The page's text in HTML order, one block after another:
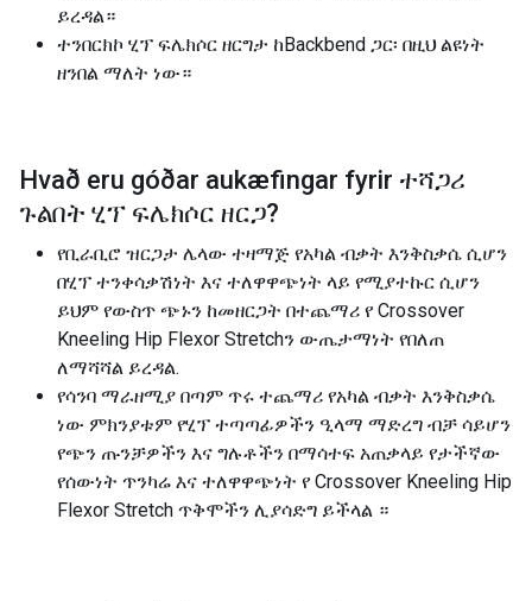
ይረዳል።
ተንበርክኮ ሂፕ ፍሌክሶር ዘርግታ ከBackbend ጋር፡ በዚህ ልዩነት
ዘንበል ማለት ነው።
Hvað eru góðar aukæfingar fyrir ተሻጋሪ
ጉልበት ሂፕ ፍሌክሶር ዘርጋ?
የቢራቢሮ ዝርጋታ ሌላው ተዛማጅ የአካል ብቃት እንቅስቃሴ ሲሆን
በሂፕ ተንቀሳቃሽነት እና ተለዋዋጭነት ላይ የሚያተኩር ሲሆን
ይህም የውስጥ ጭኑን ከመዘርጋት በተጨማሪ የ Crossover
Kneeling Hip Flexor Stretchን ውጤታማነት የበለጠ
ለማሻሻል ይረዳል.
የሳንባ ማራዘሚያ በጣም ጥሩ ተጨማሪ የአካል ብቃት እንቅስቃሴ
ነው ምክንያቱም የሂፕ ተጣጣፊዎችን ዒላማ ማድረግ ብቻ ሳይሆን
የጭን ጡንቻዎችን እና ግሉቶችን በማሳተፍ አጠቃላይ የታችኛው
የሰውነት ጥንካሬ እና ተለዋዋጭነት የ Crossover Kneeling Hip
Flexor Stretch ጥቅሞችን ሊያሳድግ ይችላል ።